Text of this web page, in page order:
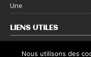
Une
LIENS UTILES
Nous contacter
Nous utilisons des